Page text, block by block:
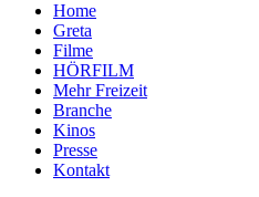
Home
Greta
Filme
HÖRFILM
Mehr Freizeit
Branche
Kinos
Presse
Kontakt